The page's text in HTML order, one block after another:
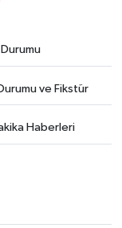
ve Fikstür
Haberleri